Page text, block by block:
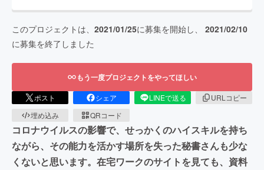
このプロジェクトは、 2021/01/25に募集を開始し、 2021/02/10
に募集を終了しました
もう一度プロジェクトをやってほしい
ポスト シェア LINEで送る
URLコピー
埋め込み
QRコード
コロナウイルスの影響で、せっかくのハイスキルを持ち
ながら、その能力を活かす場所を失った秘書さんも少な
くないと思います。在宅ワークのサイトを見ても、資料